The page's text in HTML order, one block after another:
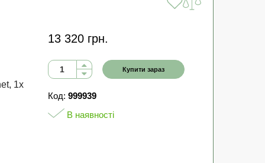
1x
13 320 грн.
Купити зараз
Код: 999939
В наявності